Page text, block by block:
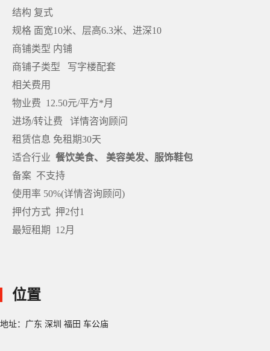
结构 复式
规格 面宽10米、层高6.3米、进深10
商铺类型 内铺
商铺子类型 写字楼配套
相关费用
物业费 12.50元/平方*月
进场/转让费 详情咨询顾问
租赁信息 免租期30天
适合行业 餐饮美食、 美容美发、服饰鞋包
备案 不支持
使用率 50%(详情咨询顾问)
押付方式 押2付1
最短租期 12月
位置
地址：广东 深圳 福田 车公庙